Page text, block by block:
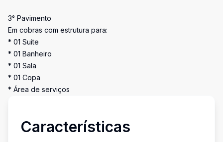
3° Pavimento
Em cobras com estrutura para:
* 01 Suite
* 01 Banheiro
* 01 Sala
* 01 Copa
* Área de serviços
Características